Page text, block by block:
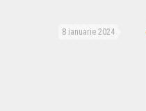
8 ianuarie 2024